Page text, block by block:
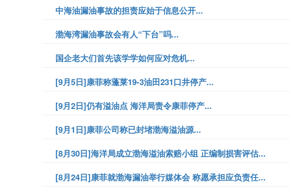
中海油漏油事故的担责应始于信息公开...
渤海湾漏油事故会有人“下台”吗...
国企老大们首先该学学如何应对危机...
[9月5日]康菲称蓬莱19-3油田231口井停产...
[9月2日]仍有溢油点 海洋局责令康菲停产...
[9月1日]康菲公司称已封堵渤海溢油源...
[8月30日]海洋局成立渤海溢油索赔小组 正编制损害评估...
[8月24日]康菲就渤海漏油举行媒体会 称愿承担应负责任...